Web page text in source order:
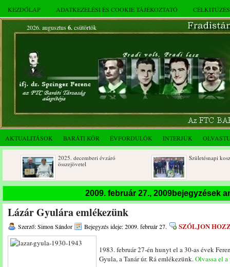
KEZDŐLAP ADATKEZELÉSI ÉS COOKIE TÁJÉKOZTATÓ
2026. augusztus 6.csütörtök
AKTUALITÁSOK BARÁTI KÖR ÉVFORDULÓK INTERJÚK
2025. decemberi évzáró
összejövetel
Születésnapi koszorúzások
2009. február 27., 2009bejegyzések
Lázár Gyulára emlékezünk
Szerző: Simon Sándor Bejegyzés ideje: 2009. február 27. SZÓLJON
1983. február 27-én hunyt el a 30-as évek
Gyula, a Tanár úr. Rá emlékezünk.Olvassa el